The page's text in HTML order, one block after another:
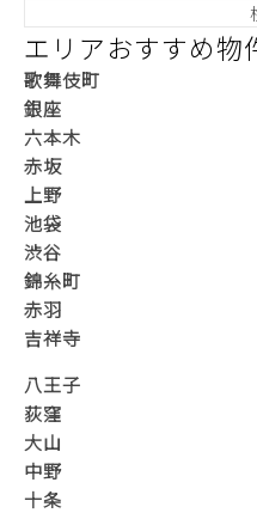
エリアおすすめ物
歌舞伎町
銀座
六本木
赤坂
上野
池袋
渋谷
錦糸町
赤羽
吉祥寺
八王子
荻窪
大山
中野
十条